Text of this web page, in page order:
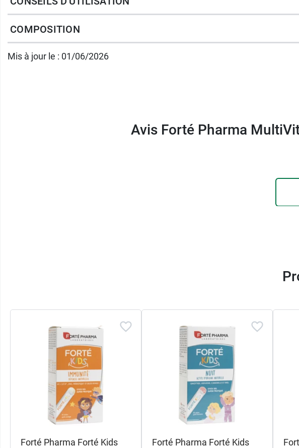
Conditionnement :boîte de 60 gommes.
COMPOSITION
Mis à jour le : 01/06/2026
Avis Forté Pharma
Forté Pharma Forté Kids
Forté Pharma Forté Kids